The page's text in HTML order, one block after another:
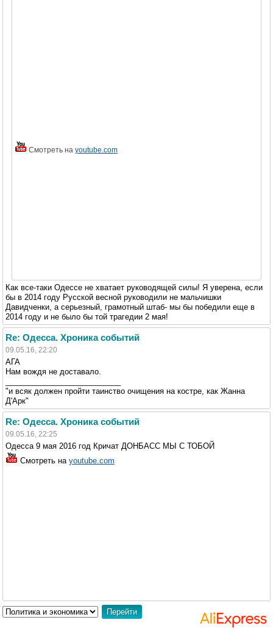
Смотреть на youtube.com
Как все-таки Одессе не хватает руководящей силы! Я уверена, если
бы в 2014 году Русской весной руководили не мальчишки
Давидченки, а серьезный, грамотный штаб- мы бы победили еще в
2014 году и не было бы той трагедии 2 мая!
Re: Одесса. Хроника событий
09.05.16, 22:20
АГА
Нам вождя не доставало.
"и всяк должен пройти таинство очищения на костре, как Жанна
Д'Арк"
Re: Одесса. Хроника событий
09.05.16, 22:25
Одесса 9 мая 2016 год Кричат ДОНБАСС МЫ С ТОБОЙ
Смотреть на youtube.com